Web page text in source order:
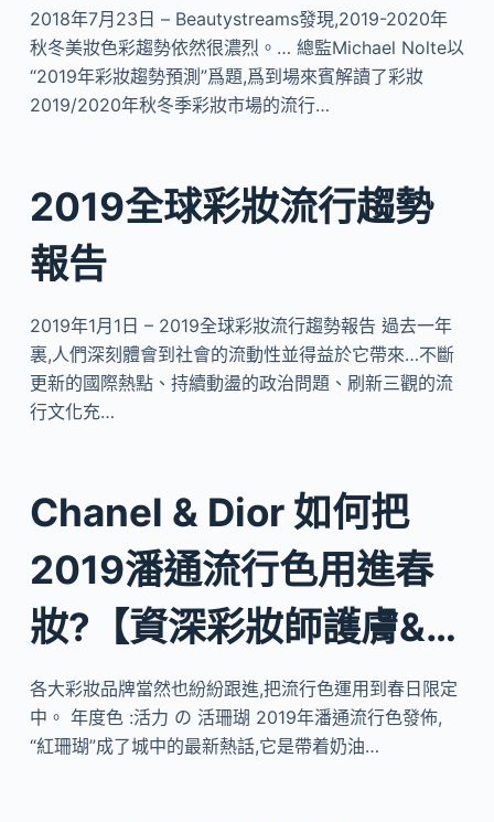
2018年7月23日 – Beautystreams發現,2019-2020年
秋冬美妝色彩趨勢依然很濃烈。… 總監Michael Nolte以
“2019年彩妝趨勢預測”爲題,爲到場來賓解讀了彩妝
2019/2020年秋冬季彩妝市場的流行…
2019全球彩妝流行趨勢
報告
2019年1月1日 – 2019全球彩妝流行趨勢報告 過去一年
裏,人們深刻體會到社會的流動性並得益於它帶來…不斷
更新的國際熱點、持續動盪的政治問題、刷新三觀的流
行文化充…
Chanel & Dior 如何把
2019潘通流行色用進春
妝?【資深彩妝師護膚&…
各大彩妝品牌當然也紛紛跟進,把流行色運用到春日限定
中。 年度色 :活力 の 活珊瑚 2019年潘通流行色發佈,
“紅珊瑚”成了城中的最新熱話,它是帶着奶油…